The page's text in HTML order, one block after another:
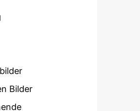
Bilder